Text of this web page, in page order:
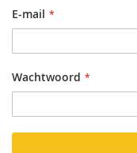
E-mail
Wachtwoord